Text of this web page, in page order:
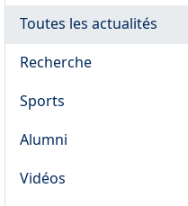
Toutes les actualités
Recherche
Sports
Alumni
Vidéos